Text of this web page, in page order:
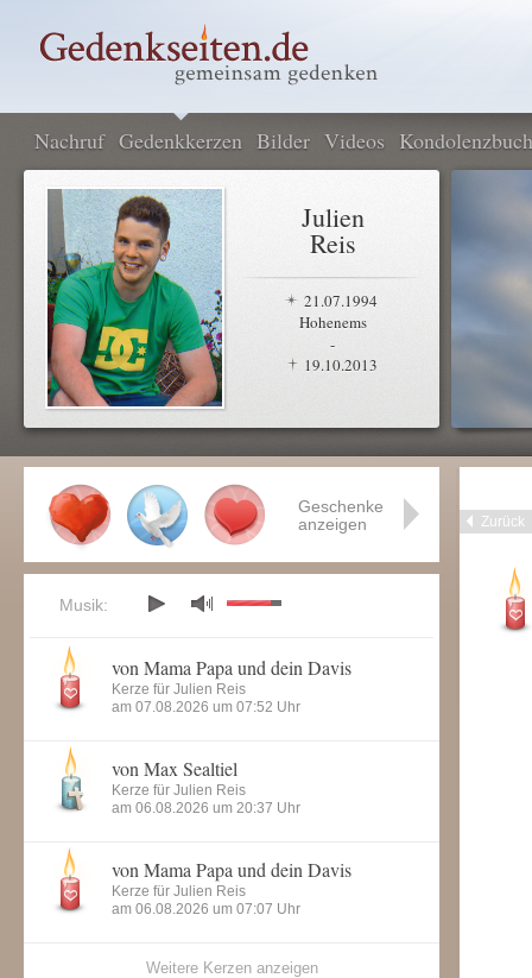
Nachruf Gedenkkerzen Bilder Videos Kondolenzbuch
Julien
Reis
21.07.1994
Hohenems
-
19.10.2013
Zurück
Geschenke
anzeigen
Musik:
von Mama Papa und dein Davis
Kerze für Julien Reis
am 07.08.2026 um 07:52 Uhr
von Max Sealtiel
Kerze für Julien Reis
am 06.08.2026 um 20:37 Uhr
von Mama Papa und dein Davis
Kerze für Julien Reis
am 06.08.2026 um 07:07 Uhr
Weitere Kerzen anzeigen